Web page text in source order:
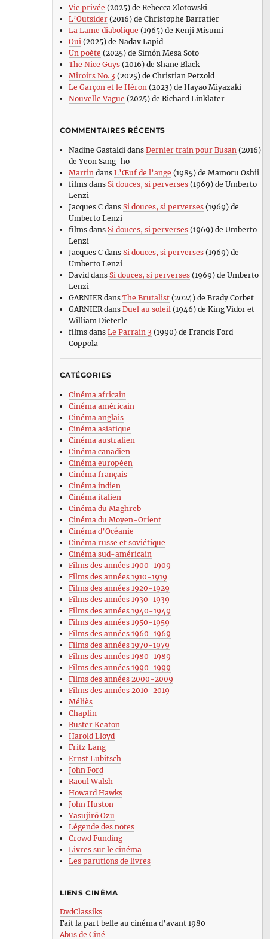
Vie privée (2025) de Rebecca Zlotowski
L’Outsider(2016) de Christophe Barratier
La Lame diabolique (1965) de Kenji Misumi
Oui(2025) de Nadav Lapid
Un poète (2025) de Simón Mesa Soto
The Nice Guys(2016) de Shane Black
Miroirs No. 3 (2025) de Christian Petzold
Le Garçon et le Héron(2023) de Hayao Miyazaki
Nouvelle Vague (2025) de Richard Linklater
COMMENTAIRES RÉCENTS
Nadine Gastaldi dans Dernier train pour Busan (2016)
de Yeon Sang-ho
Martin dans L’Œuf de l’ange (1985) de Mamoru Oshii
filmsdans Si douces, si perverses(1969) de Umberto
Lenzi
Jacques Cdans Si douces, si perverses(1969) de
Umberto Lenzi
filmsdans Si douces, si perverses(1969) de Umberto
Lenzi
Jacques Cdans Si douces, si perverses(1969) de
Umberto Lenzi
David dans Si douces, si perverses(1969) de Umberto
Lenzi
GARNIERdans The Brutalist(2024) de Brady Corbet
GARNIERdans Duel au soleil (1946) de King Vidor et
William Dieterle
filmsdans Le Parrain 3 (1990) de Francis Ford
Coppola
CATÉGORIES
Cinéma africain
Cinéma américain
Cinéma anglais
Cinéma asiatique
Cinéma australien
Cinéma canadien
Cinéma européen
Cinéma français
Cinéma indien
Cinéma italien
Cinéma du Maghreb
Cinéma du Moyen-Orient
Cinéma d’Océanie
Cinéma russe et soviétique
Cinéma sud-américain
Films des années 1900-1909
Films des années 1910-1919
Films des années 1920-1929
Films des années 1930-1939
Films des années 1940-1949
Films des années 1950-1959
Films des années 1960-1969
Films des années 1970-1979
Films des années 1980-1989
Films des années 1990-1999
Films des années 2000-2009
Films des années 2010-2019
Méliès
Chaplin
Buster Keaton
Harold Lloyd
Fritz Lang
Ernst Lubitsch
John Ford
Raoul Walsh
Howard Hawks
John Huston
Yasujirô Ozu
Légende des notes
Crowd Funding
Livres sur le cinéma
Les parutions de livres
LIENS CINÉMA
DvdClassiks
Fait la part belle au cinéma d’avant 1980
Abus de Ciné